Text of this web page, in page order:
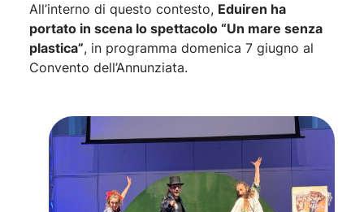
All’interno di questo contesto, Eduiren ha
portato in scena lo spettacolo “Un mare senza
plastica”, in programma domenica 7 giugno al
Convento dell’Annunziata.